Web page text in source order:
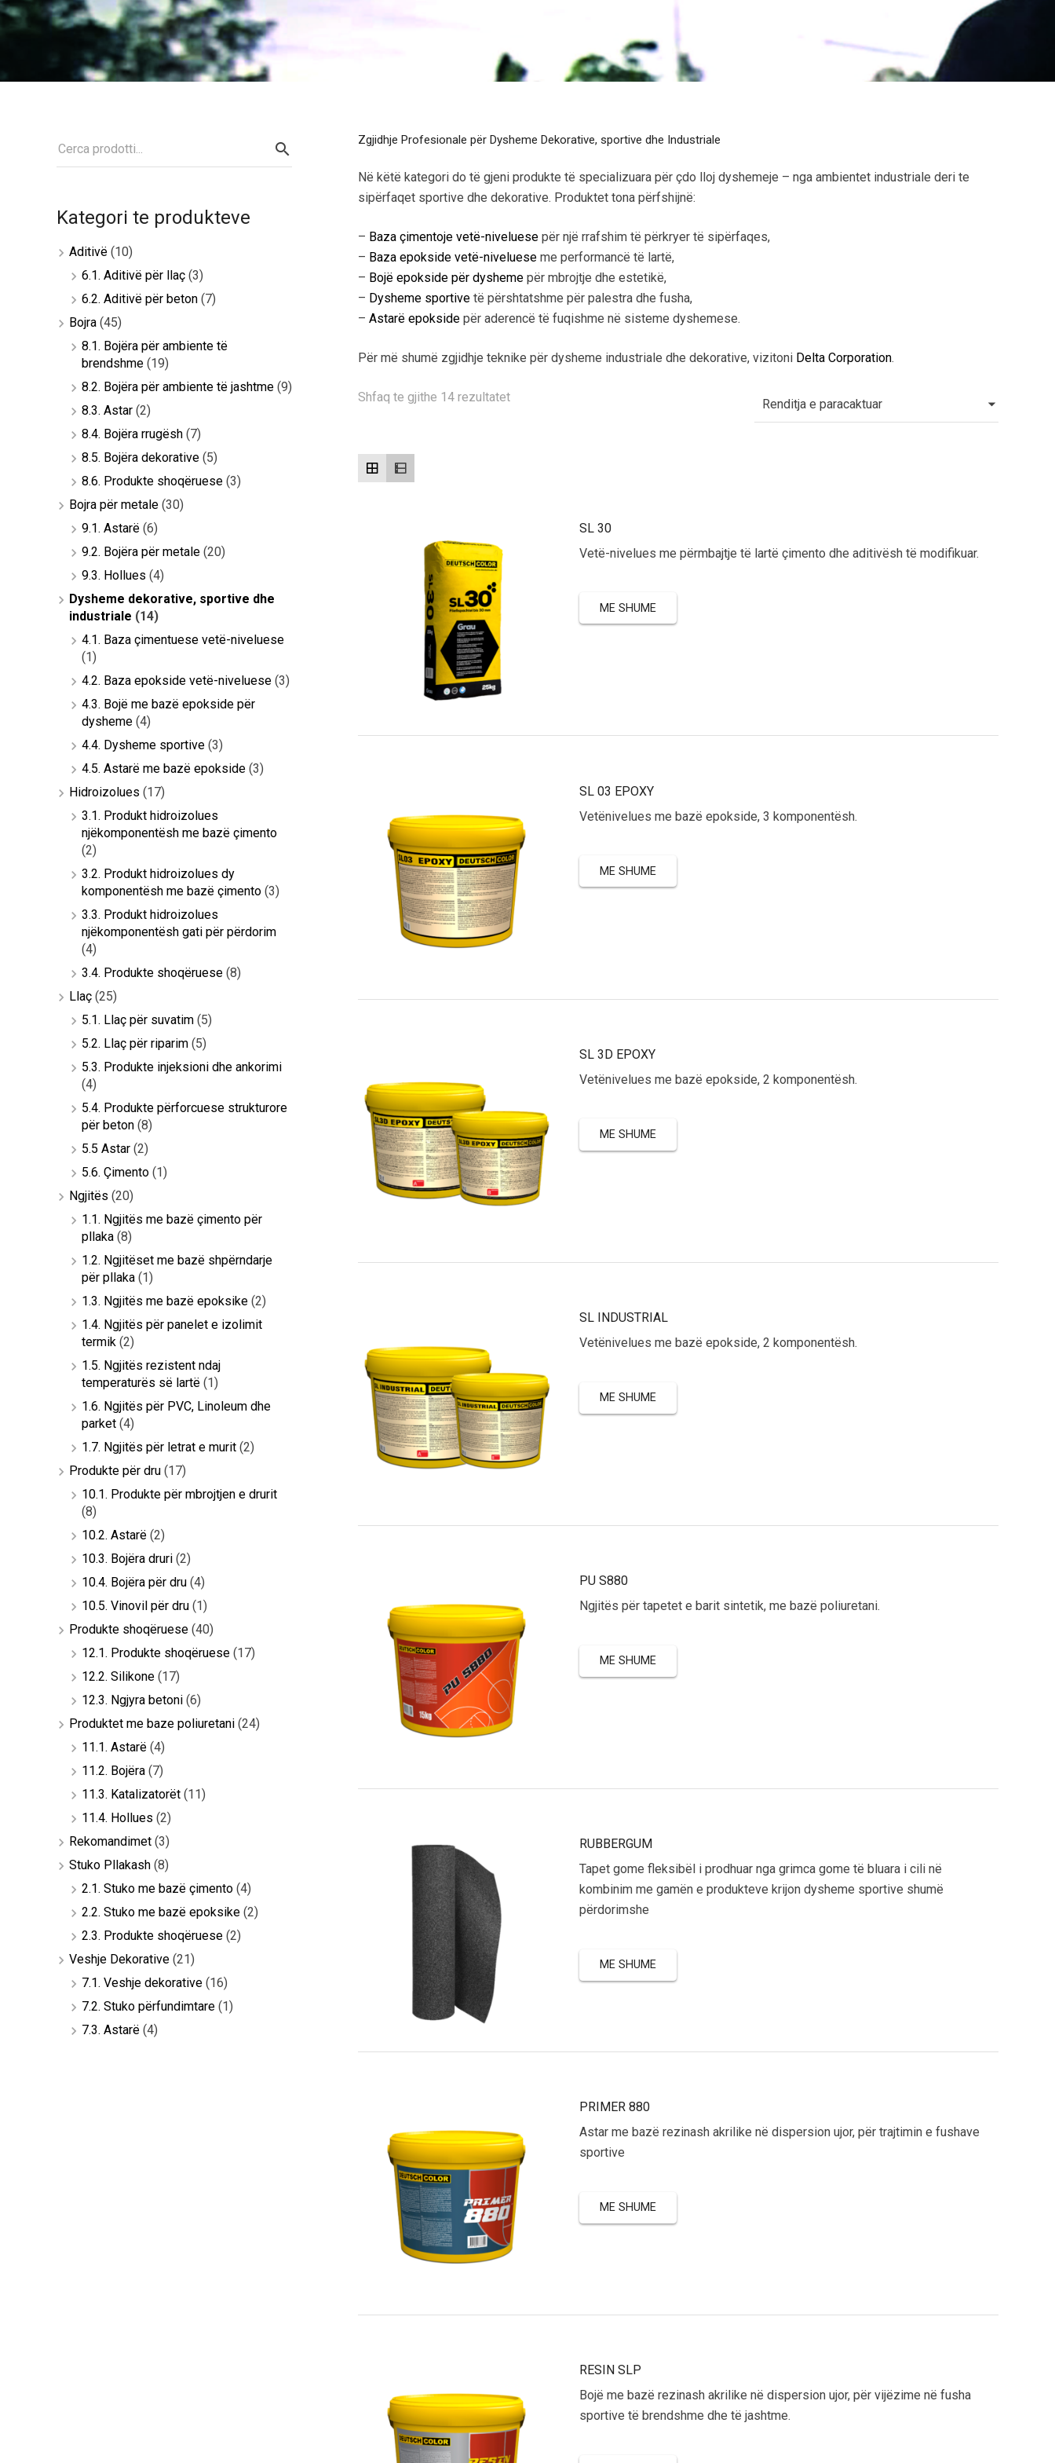
Zgjidhje Profesionale për Dysheme Dekorative, sportive dhe Industriale
Në këtë kategori do të gjeni produkte të specializuara për çdo lloj dyshemeje – nga ambientet industriale deri te
sipërfaqet sportive dhe dekorative. Produktet tona përfshijnë:
– Baza çimentoje vetë-niveluese për një rrafshim të përkryer të sipërfaqes,
– Baza epokside vetë-niveluese me performancë të lartë,
– Bojë epokside për dysheme për mbrojtje dhe estetikë,
– Dysheme sportive të përshtatshme për palestra dhe fusha,
– Astarë epokside për aderencë të fuqishme në sisteme dyshemese.
Për më shumë zgjidhje teknike për dysheme industriale dhe dekorative, vizitoni Delta Corporation.
Shfaq te gjithe 14 rezultatet
SL 30
Vetë-nivelues me përmbajtje të lartë çimento dhe aditivësh të modifikuar.
ME SHUME
SL 03 EPOXY
Vetënivelues me bazë epokside, 3 komponentësh.
ME SHUME
SL 3D EPOXY
Vetënivelues me bazë epokside, 2 komponentësh.
ME SHUME
SL INDUSTRIAL
Vetënivelues me bazë epokside, 2 komponentësh.
ME SHUME
PU S880
Ngjitës për tapetet e barit sintetik, me bazë poliuretani.
ME SHUME
RUBBERGUM
Tapet gome fleksibël i prodhuar nga grimca gome të bluara i cili në
kombinim me gamën e produkteve krijon dysheme sportive shumë
përdorimshe
ME SHUME
PRIMER 880
Astar me bazë rezinash akrilike në dispersion ujor, për trajtimin e fushave
sportive
ME SHUME
RESIN SLP
Bojë me bazë rezinash akrilike në dispersion ujor, për vijëzime në fusha
sportive të brendshme dhe të jashtme.
Kategori te produkteve
Aditivë (10)
6.1. Aditivë për llaç (3)
6.2. Aditivë për beton (7)
Bojra (45)
8.1. Bojëra për ambiente të
brendshme (19)
8.2. Bojëra për ambiente të jashtme (9)
8.3. Astar (2)
8.4. Bojëra rrugësh (7)
8.5. Bojëra dekorative (5)
8.6. Produkte shoqëruese (3)
Bojra për metale (30)
9.1. Astarë (6)
9.2. Bojëra për metale (20)
9.3. Hollues (4)
Dysheme dekorative, sportive dhe
industriale (14)
4.1. Baza çimentuese vetë-niveluese
(1)
4.2. Baza epokside vetë-niveluese (3)
4.3. Bojë me bazë epokside për
dysheme (4)
4.4. Dysheme sportive (3)
4.5. Astarë me bazë epokside (3)
Hidroizolues (17)
3.1. Produkt hidroizolues
njëkomponentësh me bazë çimento
(2)
3.2. Produkt hidroizolues dy
komponentësh me bazë çimento (3)
3.3. Produkt hidroizolues
njëkomponentësh gati për përdorim
(4)
3.4. Produkte shoqëruese (8)
Llaç (25)
5.1. Llaç për suvatim (5)
5.2. Llaç për riparim (5)
5.3. Produkte injeksioni dhe ankorimi
(4)
5.4. Produkte përforcuese strukturore
për beton (8)
5.5 Astar (2)
5.6. Çimento (1)
Ngjitës (20)
1.1. Ngjitës me bazë çimento për
pllaka (8)
1.2. Ngjitëset me bazë shpërndarje
për pllaka (1)
1.3. Ngjitës me bazë epoksike (2)
1.4. Ngjitës për panelet e izolimit
termik (2)
1.5. Ngjitës rezistent ndaj
temperaturës së lartë (1)
1.6. Ngjitës për PVC, Linoleum dhe
parket (4)
1.7. Ngjitës për letrat e murit (2)
Produkte për dru (17)
10.1. Produkte për mbrojtjen e drurit
(8)
10.2. Astarë (2)
10.3. Bojëra druri (2)
10.4. Bojëra për dru (4)
10.5. Vinovil për dru (1)
Produkte shoqëruese (40)
12.1. Produkte shoqëruese (17)
12.2. Silikone (17)
12.3. Ngjyra betoni (6)
Produktet me baze poliuretani (24)
11.1. Astarë (4)
11.2. Bojëra (7)
11.3. Katalizatorët (11)
11.4. Hollues (2)
Rekomandimet (3)
Stuko Pllakash (8)
2.1. Stuko me bazë çimento (4)
2.2. Stuko me bazë epoksike (2)
2.3. Produkte shoqëruese (2)
Veshje Dekorative (21)
7.1. Veshje dekorative (16)
7.2. Stuko përfundimtare (1)
7.3. Astarë (4)